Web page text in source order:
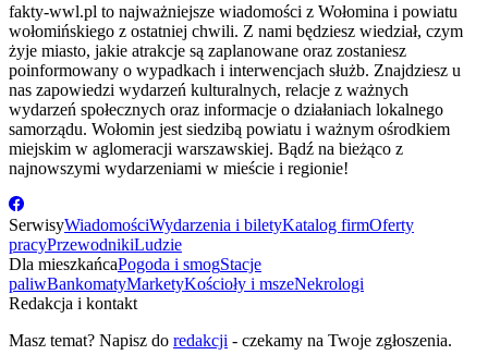
fakty-wwl.pl to najważniejsze wiadomości z Wołomina i powiatu
wołomińskiego z ostatniej chwili. Z nami będziesz wiedział, czym
żyje miasto, jakie atrakcje są zaplanowane oraz zostaniesz
poinformowany o wypadkach i interwencjach służb. Znajdziesz u
nas zapowiedzi wydarzeń kulturalnych, relacje z ważnych
wydarzeń społecznych oraz informacje o działaniach lokalnego
samorządu. Wołomin jest siedzibą powiatu i ważnym ośrodkiem
miejskim w aglomeracji warszawskiej. Bądź na bieżąco z
najnowszymi wydarzeniami w mieście i regionie!
SerwisyWiadomościWydarzenia i biletyKatalog firmOferty
pracyPrzewodnikiLudzie
Dla mieszkańcaPogoda i smogStacje
paliwBankomatyMarketyKościoły i mszeNekrologi
Redakcja i kontakt
Masz temat? Napisz do redakcji - czekamy na Twoje zgłoszenia.